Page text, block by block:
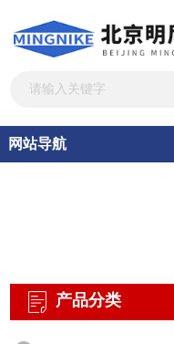
网站导航
产品分类